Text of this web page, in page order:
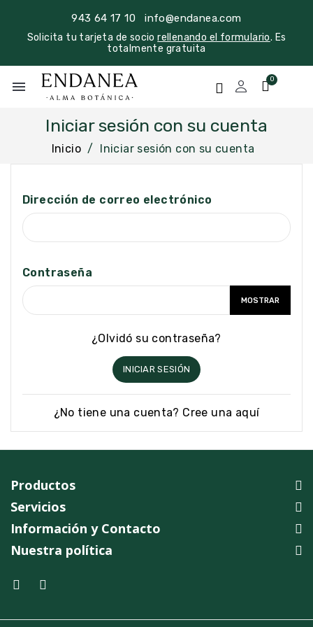
943 64 17 10 info@endanea.com
Solicita tu tarjeta de sociorellenando el formulario. Es
totalmente gratuita
menu
Iniciar sesión con su cuenta
Inicio Iniciar sesión con su cuenta
Dirección de correo electrónico
Contraseña
MOSTRAR
¿Olvidó su contraseña?
INICIAR SESIÓN
¿No tiene una cuenta? Cree una aquí
Productos
Servicios
Información y Contacto
Nuestra política